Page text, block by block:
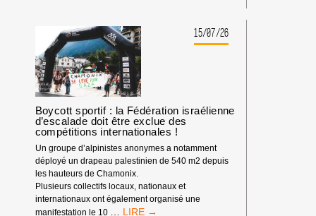
BDS
:
NOTRE
IMPACT
DEPUIS
LE
DÉBUT
DE
L’ANNÉE
2026
15/07/26
Boycott sportif : la Fédération israélienne
d’escalade doit être exclue des
compétitions internationales !
Un groupe d’alpinistes anonymes a notamment
déployé un drapeau palestinien de 540 m2 depuis
les hauteurs de Chamonix.
Plusieurs collectifs locaux, nationaux et
internationaux ont également organisé une
manifestation le 10
BOYCOTT